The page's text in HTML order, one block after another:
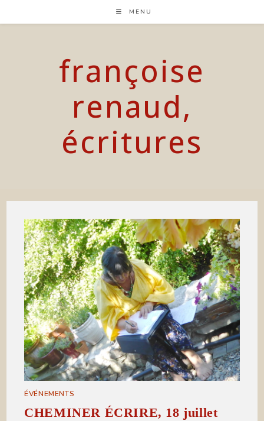
content
MENU
françoise
renaud,
écritures
ÉVÉNEMENTS
CHEMINER ÉCRIRE, 18 juillet